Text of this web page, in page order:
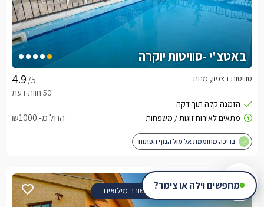
באטצ'י -סוויטות יוקרה
/5 סוויטות בצפון, מנות
החל מ- ₪1000
בריכה מחוממת אל מול הנוף הפתוח
שובר מילואים מחפשים וילה או צימר?